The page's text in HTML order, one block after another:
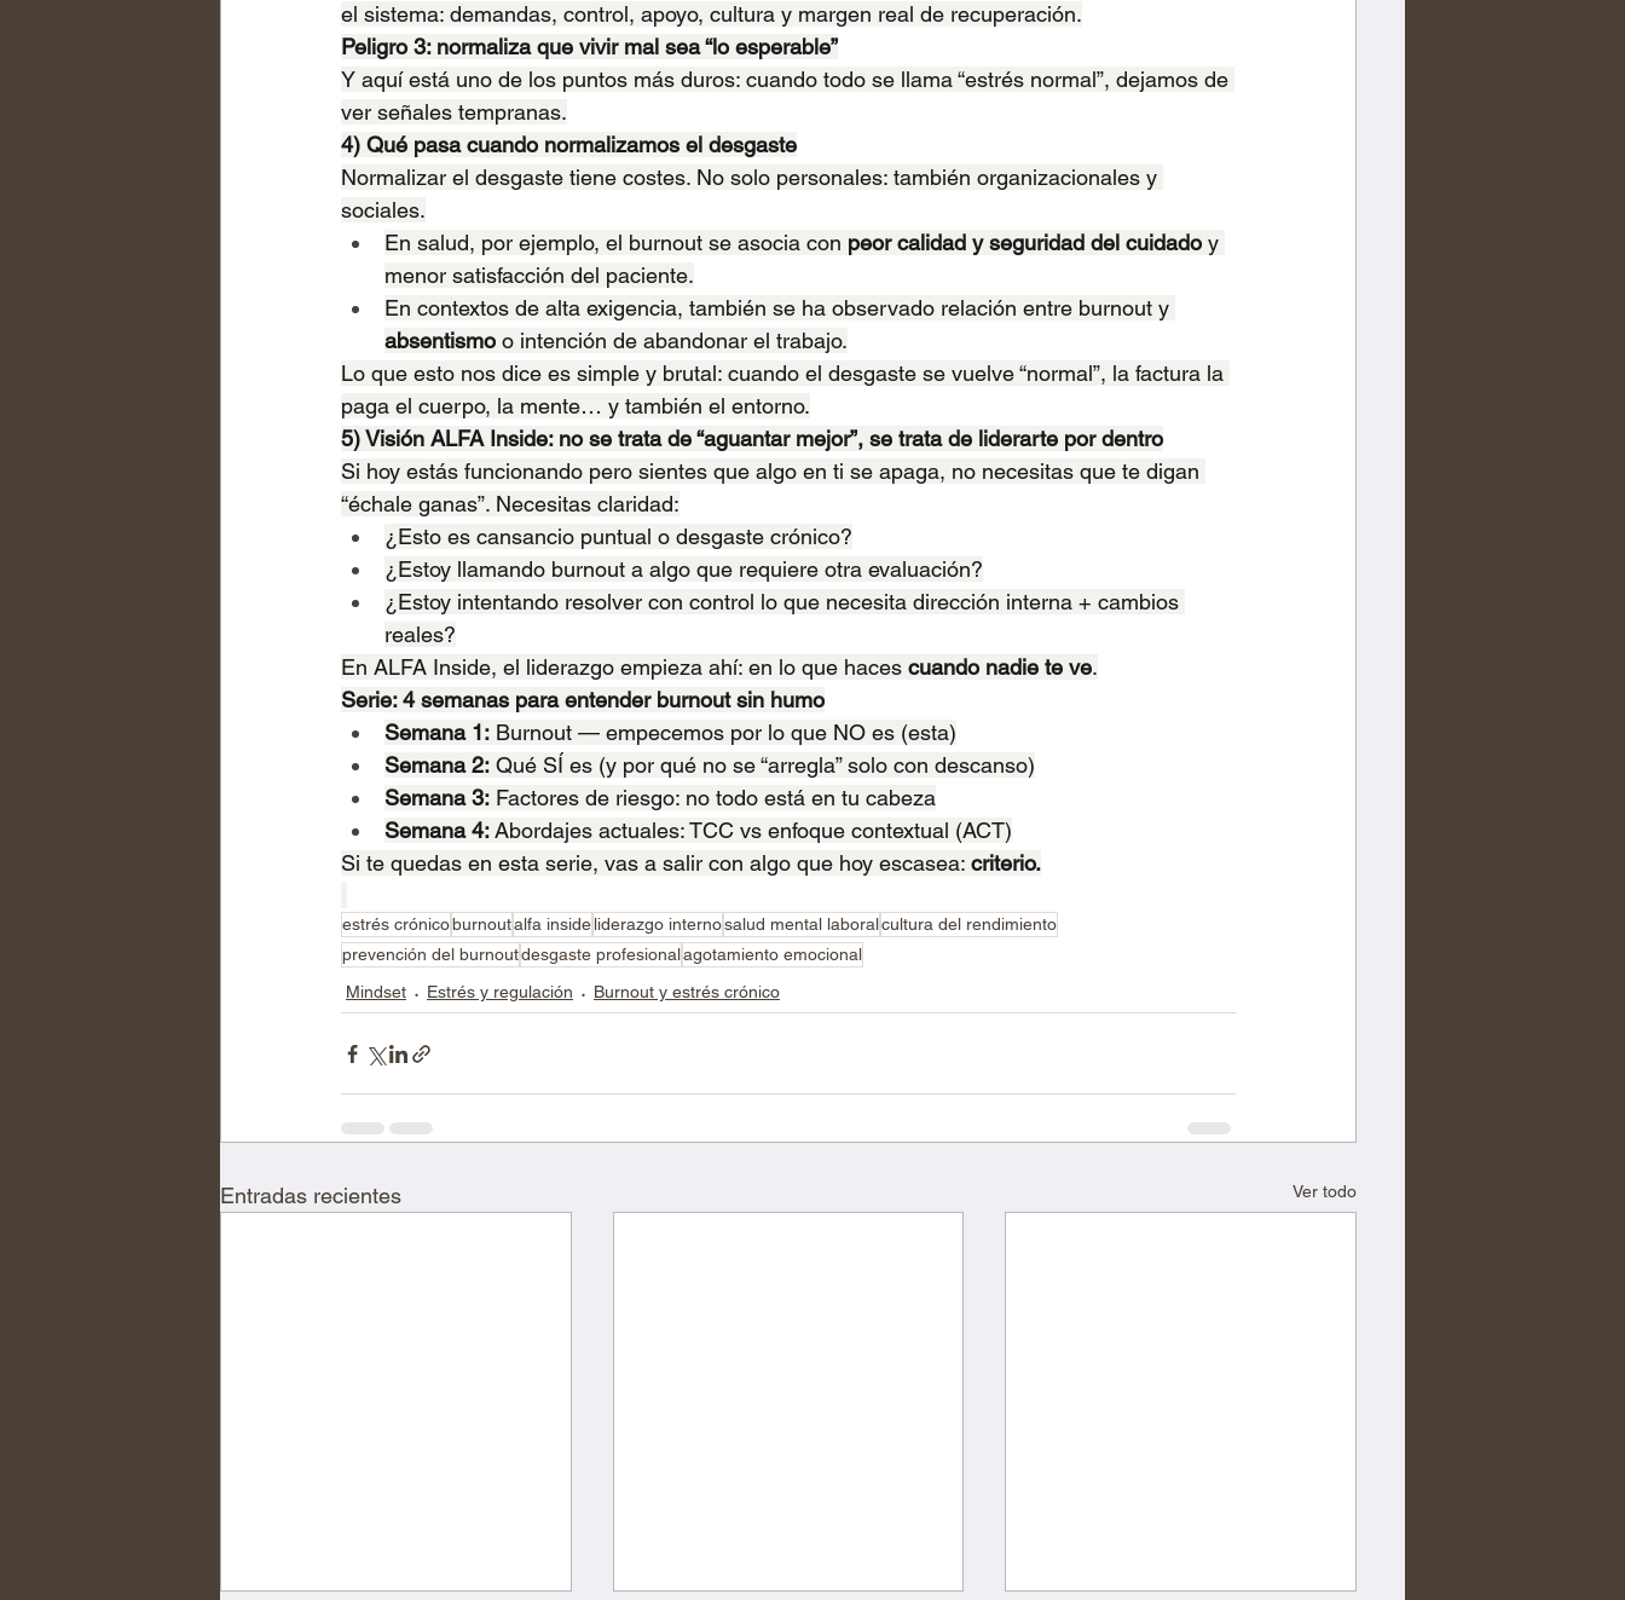
el sistema: demandas, control, apoyo, cultura y margen real de recuperación.
Peligro 3: normaliza que vivir mal sea “lo esperable”
Y aquí está uno de los puntos más duros: cuando todo se llama “estrés normal”, dejamos de
ver señales tempranas.
4) Qué pasa cuando normalizamos el desgaste
Normalizar el desgaste tiene costes. No solo personales: también organizacionales y
sociales.
En salud, por ejemplo, el burnout se asocia con peor calidad y seguridad del cuidado y
menor satisfacción del paciente.
En contextos de alta exigencia, también se ha observado relación entre burnout y
absentismo o intención de abandonar el trabajo.
Lo que esto nos dice es simple y brutal: cuando el desgaste se vuelve “normal”, la factura la
paga el cuerpo, la mente… y también el entorno.
5) Visión ALFA Inside: no se trata de “aguantar mejor”, se trata de liderarte por dentro
Si hoy estás funcionando pero sientes que algo en ti se apaga, no necesitas que te digan
“échale ganas”. Necesitas claridad:
¿Esto es cansancio puntual o desgaste crónico?
¿Estoy llamando burnout a algo que requiere otra evaluación?
¿Estoy intentando resolver con control lo que necesita dirección interna + cambios
reales?
En ALFA Inside, el liderazgo empieza ahí: en lo que haces cuando nadie te ve.
Serie: 4 semanas para entender burnout sin humo
Semana 1: Burnout — empecemos por lo que NO es (esta)
Semana 2: Qué SÍ es (y por qué no se “arregla” solo con descanso)
Semana 3: Factores de riesgo: no todo está en tu cabeza
Semana 4: Abordajes actuales: TCC vs enfoque contextual (ACT)
Si te quedas en esta serie, vas a salir con algo que hoy escasea: criterio.
estrés crónicoburnoutalfa insideliderazgo internosalud mental laboralcultura del rendimiento
prevención del burnoutdesgaste profesionalagotamiento emocional
Mindset
Estrés y regulación Burnout y estrés crónico
Entradas recientes Ver todo